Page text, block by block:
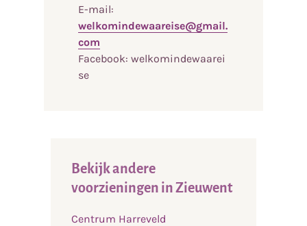
E-mail:
welkomindewaareise@gmail.
com
Facebook: welkomindewaarei
se
Bekijk andere
voorzieningen in Zieuwent
Centrum Harreveld